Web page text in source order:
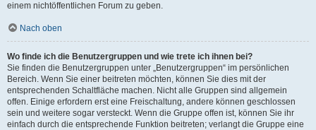
einem nichtöffentlichen Forum zu geben.
Nach oben
Wo finde ich die Benutzergruppen und wie trete ich ihnen bei?
Sie finden die Benutzergruppen unter „Benutzergruppen“ im persönlichen
Bereich. Wenn Sie einer beitreten möchten, können Sie dies mit der
entsprechenden Schaltfläche machen. Nicht alle Gruppen sind allgemein
offen. Einige erfordern erst eine Freischaltung, andere können geschlossen
sein und weitere sogar versteckt. Wenn die Gruppe offen ist, können Sie ihr
einfach durch die entsprechende Funktion beitreten; verlangt die Gruppe eine